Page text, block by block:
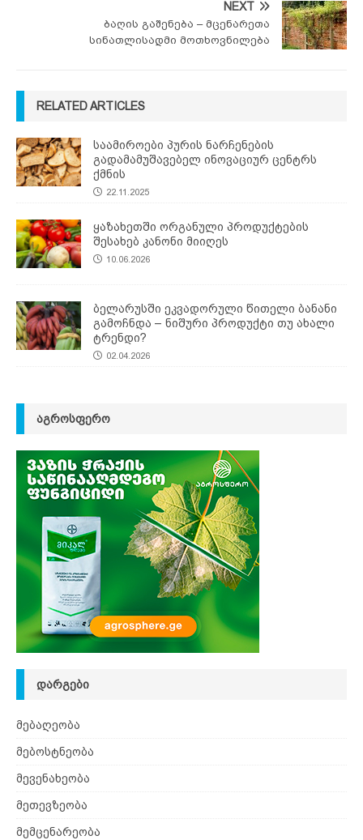
NEXT
ბაღის გაშენება – მცენარეთა
სინათლისადმი მოთხოვნილება
RELATED ARTICLES
საამიროები პურის ნარჩენების
გადამამუშავებელ ინოვაციურ ცენტრს
ქმნის
22.11.2025
ყაზახეთში ორგანული პროდუქტების
შესახებ კანონი მიიღეს
10.06.2026
ბელარუსში ეკვადორული წითელი ბანანი
გამოჩნდა – ნიშური პროდუქტი თუ ახალი
ტრენდი?
02.04.2026
ᲐᲒᲠᲝᲡᲤᲔᲠᲝ
ᲓᲐᲠᲒᲔᲑᲘ
მებაღეობა
მებოსტნეობა
მევენახეობა
მეთევზეობა
მემცენარეობა